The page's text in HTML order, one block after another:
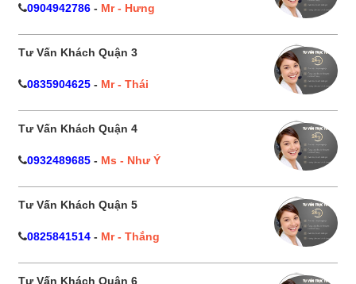
0904942786 - Mr - Hưng
Tư Vấn Khách Quận 3
0835904625 - Mr - Thái
Tư Vấn Khách Quận 4
0932489685 - Ms - Như Ý
Tư Vấn Khách Quận 5
0825841514 - Mr - Thắng
Tư Vấn Khách Quận 6